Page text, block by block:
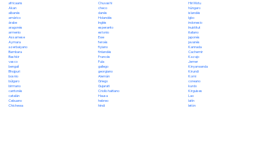
africaans
Akan
albanés
amárico
árabe
aragonés
armenio
Assamese
Aymara
azerbaiyano
Bambara
Bashkir
vasco
bengalí
Bhojpuri
bosnio
búlgaro
birmano
cantonés
catalán
Cebuano
Chichewa
Chuvashi
checo
danés
Holandés
Inglés
esperanto
estonio
Ewe
feroés
fiyiano
finlandés
Francés
Fula
gallego
georgiano
Alemán
Griego
Gujarati
Criollo haitiano
Hausa
hebreo
hindi
Hiri Motu
húngaro
islandés
Igbo
indonesio
Inuktitut
italiano
japonés
javanés
Kannada
Cachemir
Kazajo
Jemer
Kinyarwanda
Kirundi
Komi
coreano
kurdo
Kirguises
Lao
latín
letón